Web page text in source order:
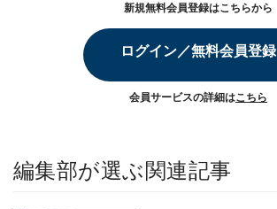
新規無料会員登録はこちらから
ログイン／無料会員登録
会員サービスの詳細はこちら
編集部が選ぶ関連記事